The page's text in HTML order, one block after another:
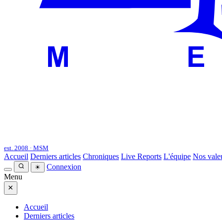
est. 2008 · MSM
Accueil Derniers articles Chroniques Live Reports L'équipe Nos
☀
Connexion
Menu
×
Accueil
Derniers articles